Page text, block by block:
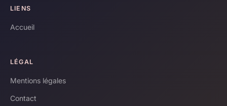
LIENS
Accueil
LÉGAL
Mentions légales
Contact